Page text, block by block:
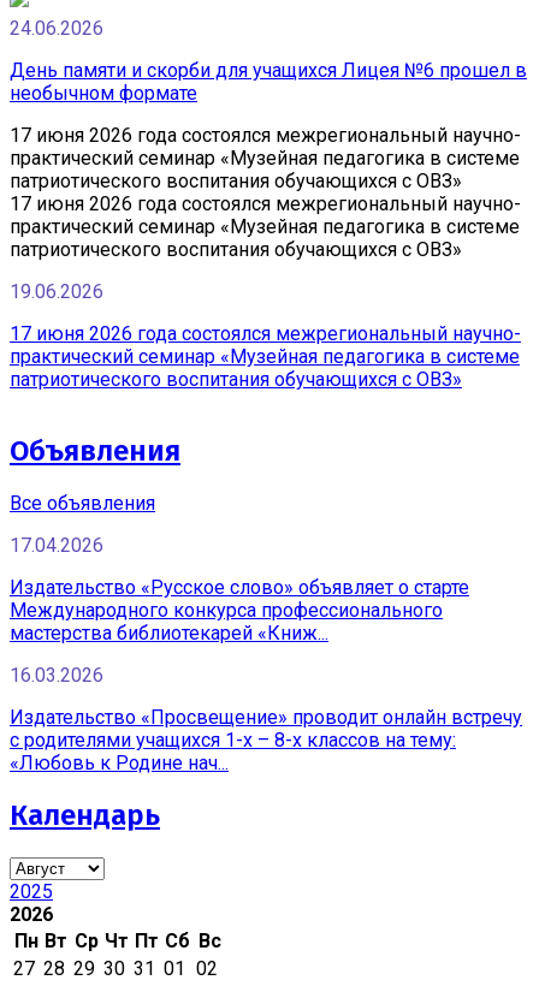
24.06.2026
День памяти и скорби для учащихся Лицея №6 прошел в
необычном формате
17 июня 2026 года состоялся межрегиональный научно-
практический семинар «Музейная педагогика в системе
патриотического воспитания обучающихся с ОВЗ»
17 июня 2026 года состоялся межрегиональный научно-
практический семинар «Музейная педагогика в системе
патриотического воспитания обучающихся с ОВЗ»
19.06.2026
17 июня 2026 года состоялся межрегиональный научно-
практический семинар «Музейная педагогика в системе
патриотического воспитания обучающихся с ОВЗ»
Объявления
Все объявления
17.04.2026
Издательство «Русское слово» объявляет о старте
Международного конкурса профессионального
мастерства библиотекарей «Книж...
16.03.2026
Издательство «Просвещение» проводит онлайн встречу
с родителями учащихся 1-х – 8-х классов на тему:
«Любовь к Родине нач...
Календарь
2025
2026
Пн Вт Ср Чт Пт Сб Вс
27 28 29 30 31 01 02